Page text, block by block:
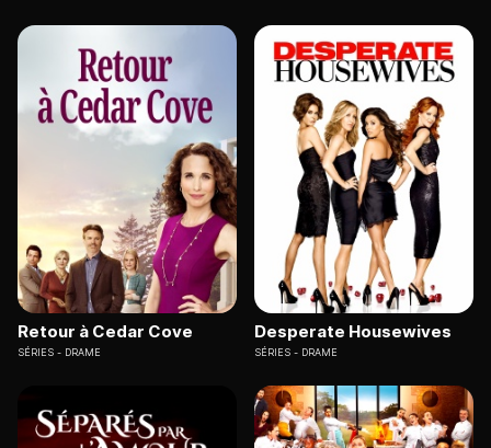
Retour à Cedar Cove
SÉRIES DRAME
Desperate Housewives
SÉRIES DRAME